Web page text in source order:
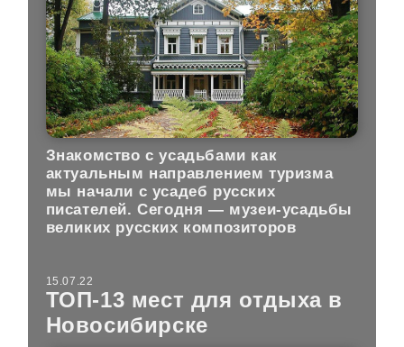
Знакомство с усадьбами как
актуальным направлением туризма
мы начали с усадеб русских
писателей. Сегодня — музеи-усадьбы
великих русских композиторов
15.07.22
ТОП-13 мест для отдыха в
Новосибирске